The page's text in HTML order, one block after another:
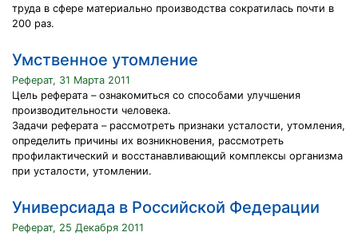
труда в сфере материально производства сократилась почти в
200 раз.
Умственное утомление
Реферат, 31 Марта 2011
Цель реферата – ознакомиться со способами улучшения
производительности человека.
Задачи реферата – рассмотреть признаки усталости, утомления,
определить причины их возникновения, рассмотреть
профилактический и восстанавливающий комплексы организма
при усталости, утомлении.
Универсиада в Российской Федерации
Реферат, 25 Декабря 2011